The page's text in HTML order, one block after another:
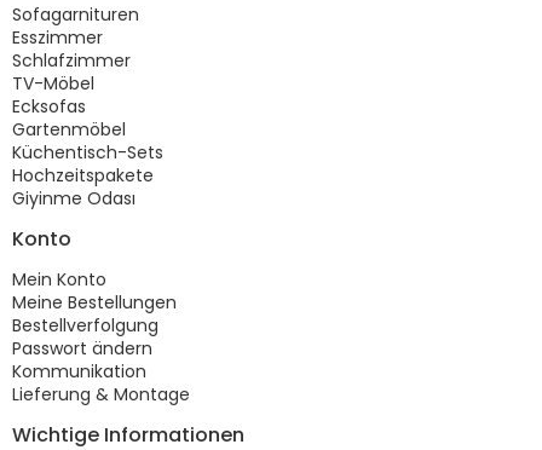
Sofagarnituren
Esszimmer
Schlafzimmer
TV-Möbel
Ecksofas
Gartenmöbel
Küchentisch-Sets
Hochzeitspakete
Giyinme Odası
Konto
Mein Konto
Meine Bestellungen
Bestellverfolgung
Passwort ändern
Kommunikation
Lieferung & Montage
Wichtige Informationen